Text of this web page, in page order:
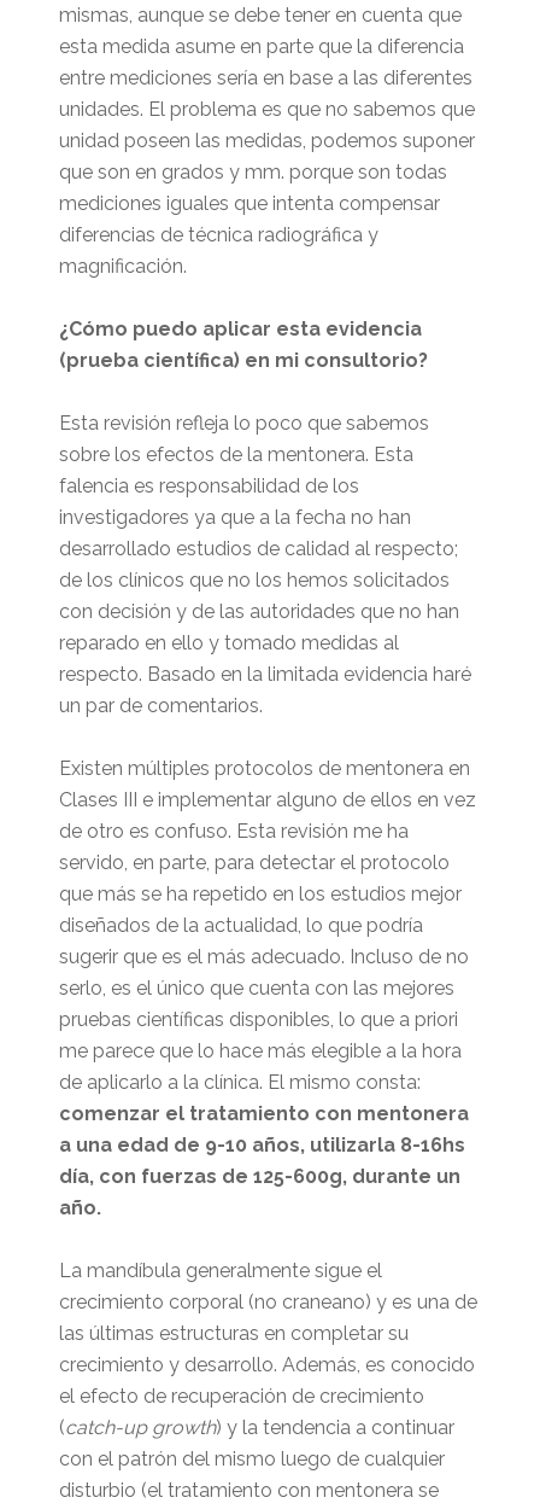
mismas, aunque se debe tener en cuenta que
esta medida asume en parte que la diferencia
entre mediciones sería en base a las diferentes
unidades. El problema es que no sabemos que
unidad poseen las medidas, podemos suponer
que son en grados y mm. porque son todas
mediciones iguales que intenta compensar
diferencias de técnica radiográfica y
magnificación.
¿Cómo puedo aplicar esta evidencia
(prueba científica) en mi consultorio?
Esta revisión refleja lo poco que sabemos
sobre los efectos de la mentonera. Esta
falencia es responsabilidad de los
investigadores ya que a la fecha no han
desarrollado estudios de calidad al respecto;
de los clínicos que no los hemos solicitados
con decisión y de las autoridades que no han
reparado en ello y tomado medidas al
respecto. Basado en la limitada evidencia haré
un par de comentarios.
Existen múltiples protocolos de mentonera en
Clases III e implementar alguno de ellos en vez
de otro es confuso. Esta revisión me ha
servido, en parte, para detectar el protocolo
que más se ha repetido en los estudios mejor
diseñados de la actualidad, lo que podría
sugerir que es el más adecuado. Incluso de no
serlo, es el único que cuenta con las mejores
pruebas científicas disponibles, lo que a priori
me parece que lo hace más elegible a la hora
de aplicarlo a la clínica. El mismo consta:
comenzar el tratamiento con mentonera
a una edad de 9-10 años, utilizarla 8-16hs
día, con fuerzas de 125-600g, durante un
año.
La mandíbula generalmente sigue el
crecimiento corporal (no craneano) y es una de
las últimas estructuras en completar su
crecimiento y desarrollo. Además, es conocido
el efecto de recuperación de crecimiento
(catch-up growth) y la tendencia a continuar
con el patrón del mismo luego de cualquier
disturbio (el tratamiento con mentonera se